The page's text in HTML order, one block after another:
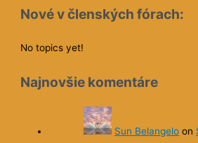
Nové v členských fórach:
No topics yet!
Najnovšie komentáre
Sun Belangelo on